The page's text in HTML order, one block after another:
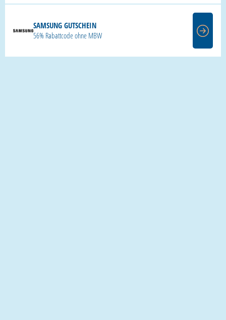
SAMSUNG GUTSCHEIN
56% Rabattcode ohne MBW